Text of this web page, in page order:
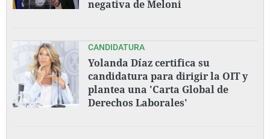
negativa de Meloni
CANDIDATURA
Yolanda Díaz certifica su
candidatura para dirigir la OIT y
plantea una 'Carta Global de
Derechos Laborales'